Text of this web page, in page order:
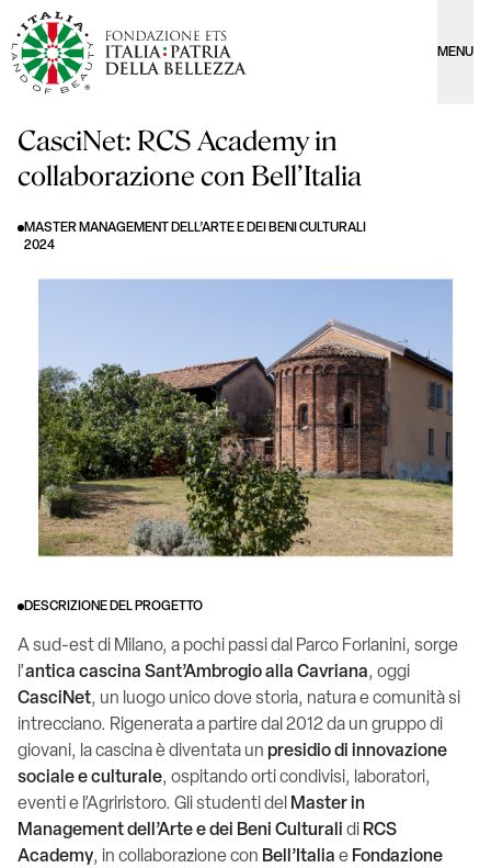
MENU
CasciNet: RCS Academy in
collaborazione con Bell’Italia
MASTER MANAGEMENT DELL’ARTE E DEI BENI CULTURALI
2024
DESCRIZIONE DEL PROGETTO
A sud-est di Milano, a pochi passi dal Parco Forlanini, sorge
l’antica cascina Sant’Ambrogio alla Cavriana, oggi
CasciNet, un luogo unico dove storia, natura e comunità si
intrecciano. Rigenerata a partire dal 2012 da un gruppo di
giovani, la cascina è diventata un presidio di innovazione
sociale e culturale, ospitando orti condivisi, laboratori,
eventi e l’Agriristoro. Gli studenti del Master in
Management dell’Arte e dei Beni Culturali di RCS
Academy, in collaborazione con Bell’Italia e Fondazione